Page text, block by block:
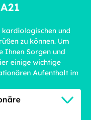
und
zu können. Um
Ihnen Sorgen und
einige wichtige
Aufenthalt im